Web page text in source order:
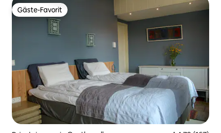
Gäste-Favorit
Gäste-Favorit